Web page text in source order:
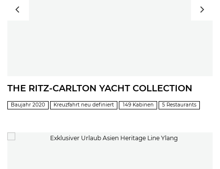
THE RITZ-CARLTON YACHT COLLECTION
Baujahr 2020 Kreuzfahrt neu definiert 149 Kabinen 5 Restaurants